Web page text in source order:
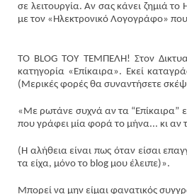
σε λειτουργία. Αν σας κάνει ζημιά
με τον «Ηλεκτρονικό Λογογράφο» που
ΤΟ BLOG ΤΟΥ ΤΕΜΠΕΛΗ! Στον
κατηγορία «Επίκαιρα». Εκεί
(Μερικές φορές θα συναντήσετε
«Με ρωτάνε συχνά αν τα “Επίκαιρα”
που γράφει μία φορά το μήνα... κι αν
(Η αλήθεια είναι πως όταν είσαι
τα είχα, μόνο το blog μου έλειπε)».
Μπορεί να μην είμαι φανατικός